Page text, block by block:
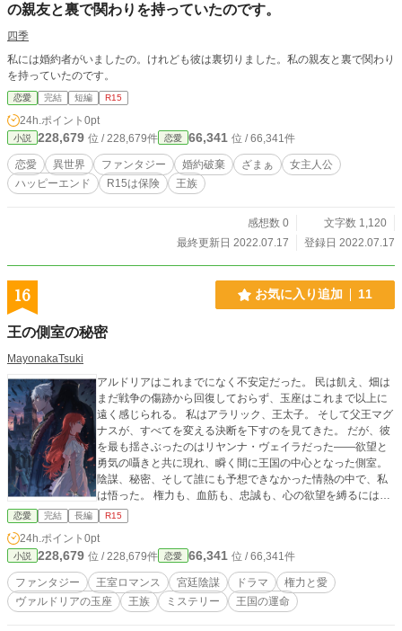
の親友と裏で関わりを持っていたのです。
四季
私には婚約者がいましたの。けれども彼は裏切りました。私の親友と裏で関わり
を持っていたのです。
恋愛 完結 短編 R15
24h.ポイント 0pt
小説 228,679 位 / 228,679件 恋愛 66,341 位 / 66,341件
恋愛 異世界 ファンタジー 婚約破棄 ざまぁ
女主人公
ハッピーエンド
R15は保険 王族
感想数 0
文字数 1,120
最終更新日 2022.07.17
登録日 2022.07.17
16 お気に入り追加 11
王の側室の秘密
MayonakaTsuki
アルドリアはこれまでになく不安定だった。 民は飢え、畑は
まだ戦争の傷跡から回復しておらず、玉座はこれまで以上に
遠く感じられる。 私はアラリック、王太子。 そして父王マグ
ナスが、すべてを変える決断を下すのを見てきた。 だが、彼
を最も揺さぶったのはリヤンナ・ヴェイラだった――欲望と
勇気の囁きと共に現れ、瞬く間に王国の中心となった側室。
陰謀、秘密、そして誰にも予想できなかった情熱の中で、私
は悟った。 権力も、血筋も、忠誠も、心の欲望を縛るには足
りないのだと。 もしあなたが、欲望と野心が王をどこまで導
くのかを知りたいのなら―― これは必ず知るべき物語であ
る。
恋愛 完結 長編 R15
24h.ポイント 0pt
小説 228,679 位 / 228,679件 恋愛 66,341 位 / 66,341件
ファンタジー 王室ロマンス 宮廷陰謀 ドラマ
権力と愛
ヴァルドリアの玉座
王族 ミステリー 王国の運命